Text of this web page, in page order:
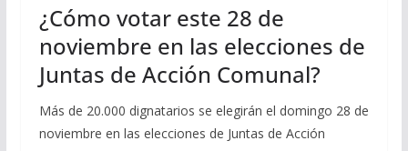
¿Cómo votar este 28 de
noviembre en las elecciones de
Juntas de Acción Comunal?
Más de 20.000 dignatarios se elegirán el domingo 28 de
noviembre en las elecciones de Juntas de Acción